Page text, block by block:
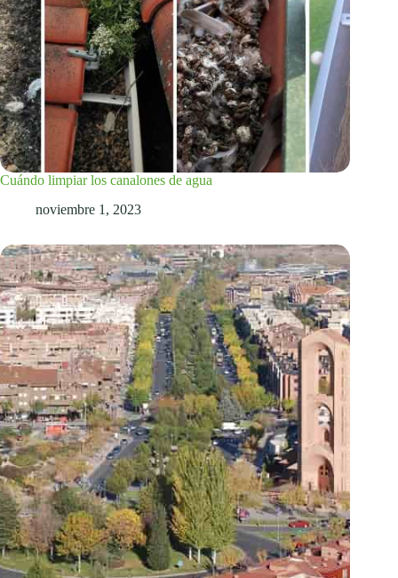
Cuándo limpiar los canalones de agua
noviembre 1, 2023